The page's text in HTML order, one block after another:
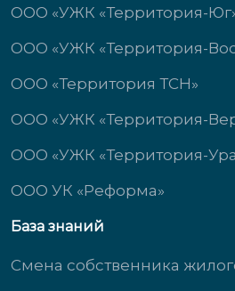
ООО «УЖК «Территория-
ООО «УЖК «Территория-
ООО «Территория ТСН»
ООО «УЖК «Территория-
ООО «УЖК «Территория-
ООО УК «Реформа»
База знаний
Смена собственника